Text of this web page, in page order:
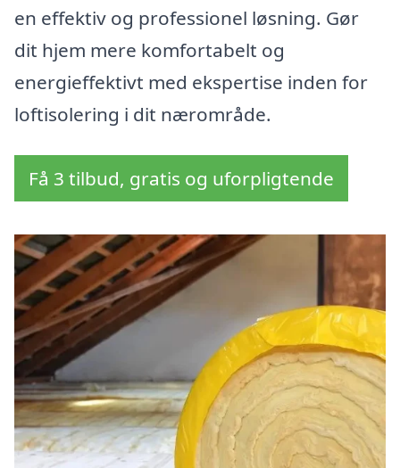
en effektiv og professionel løsning. Gør
dit hjem mere komfortabelt og
energieffektivt med ekspertise inden for
loftisolering i dit nærområde.
Få 3 tilbud, gratis og uforpligtende